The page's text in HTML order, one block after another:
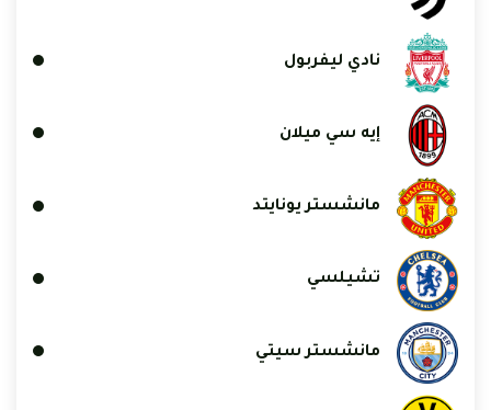
نادي ليفربول
إيه سي ميلان
مانشستر يونايتد
تشيلسي
مانشستر سيتي